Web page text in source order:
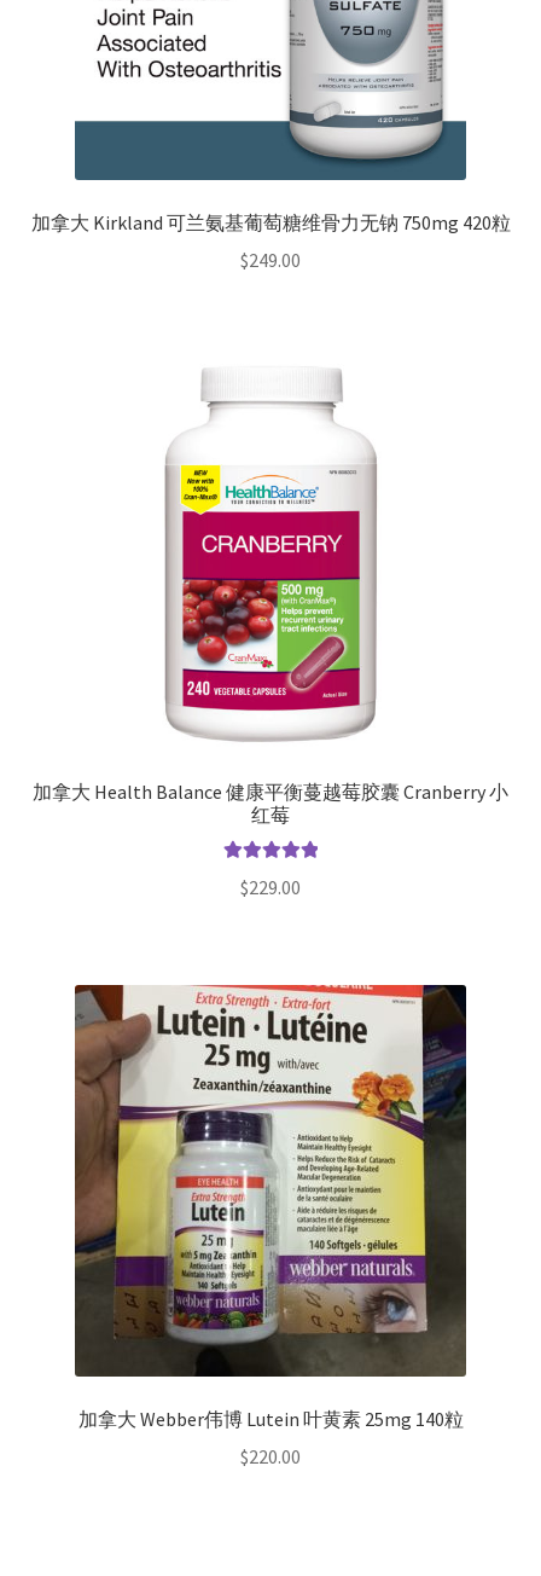
加拿大 Kirkland 可兰氨基葡萄糖维骨力无钠 750mg 420粒
$249.00
加拿大 Health Balance 健康平衡蔓越莓胶囊 Cranberry 小
红莓
$229.00
加拿大 Webber伟博 Lutein 叶黄素 25mg 140粒
$220.00